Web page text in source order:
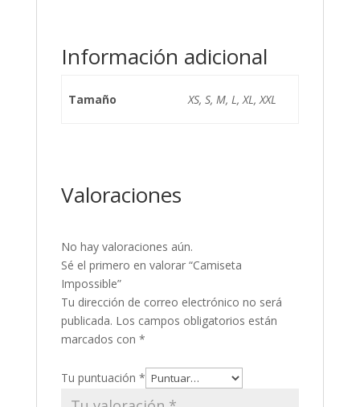
Información adicional
Tamaño XS, S, M, L, XL, XXL
Valoraciones
No hay valoraciones aún.
Sé el primero en valorar “Camiseta
Impossible”
Tu dirección de correo electrónico no será
publicada. Los campos obligatorios están
marcados con *
Tu puntuación *